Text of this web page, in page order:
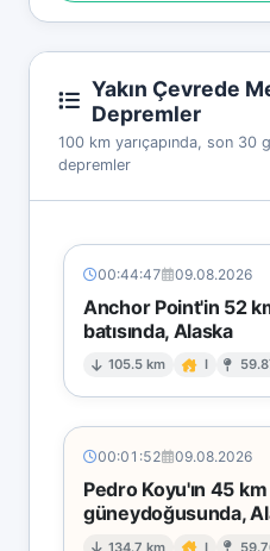
Yakın Çevrede
Depremler
100 km yarıçapında, son 30
depremler
00:44:47 09.08.2026
Anchor Point'in 52
batısında, Alaska
105.5 km I
00:01:52 09.08.2026
Pedro Koyu'ın 45
güneydoğusunda,
134.7 km I